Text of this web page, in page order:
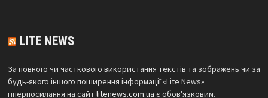
LITE NEWS
За повного чи часткового використання текстів та зображень чи за
будь-якого іншого поширення інформації «Lite News»
гіперпосилання на сайтlitenews.com.ua є обов'язковим.